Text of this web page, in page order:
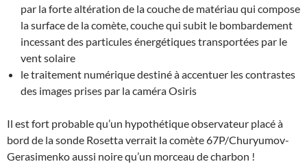
par la forte altération de la couche de matériau qui compose
la surface de la comète, couche qui subit le bombardement
incessant des particules énergétiques transportées par le
vent solaire
le traitement numérique destiné à accentuer les contrastes
des images prises par la caméra Osiris
Il est fort probable qu’un hypothétique observateur placé à
bord de la sonde Rosetta verrait la comète 67P/Churyumov-
Gerasimenko aussi noire qu’un morceau de charbon !